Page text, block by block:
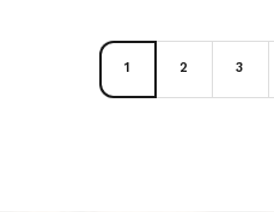
1 2 3